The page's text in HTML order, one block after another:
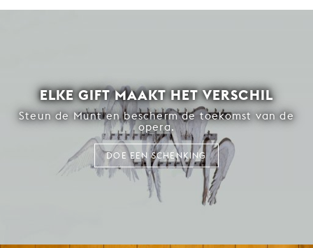
ELKE GIFT MAAKT HET VERSCHIL
Steun de Munt en bescherm de toekomst van de
opera.
DOE EEN SCHENKING